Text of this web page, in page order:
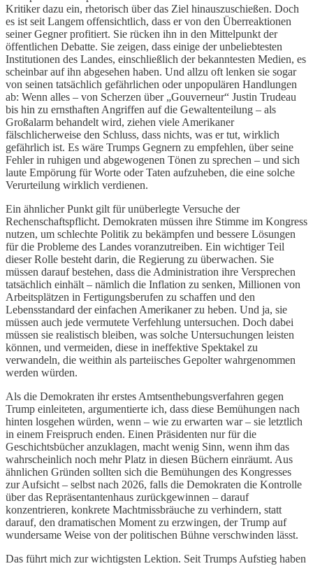
Kritiker dazu ein, rhetorisch über das Ziel hinauszuschießen. Doch
es ist seit Langem offensichtlich, dass er von den Überreaktionen
seiner Gegner profitiert. Sie rücken ihn in den Mittelpunkt der
öffentlichen Debatte. Sie zeigen, dass einige der unbeliebtesten
Institutionen des Landes, einschließlich der bekanntesten Medien, es
scheinbar auf ihn abgesehen haben. Und allzu oft lenken sie sogar
von seinen tatsächlich gefährlichen oder unpopulären Handlungen
ab: Wenn alles – von Scherzen über „Gouverneur“ Justin Trudeau
bis hin zu ernsthaften Angriffen auf die Gewaltenteilung – als
Großalarm behandelt wird, ziehen viele Amerikaner
fälschlicherweise den Schluss, dass nichts, was er tut, wirklich
gefährlich ist. Es wäre Trumps Gegnern zu empfehlen, über seine
Fehler in ruhigen und abgewogenen Tönen zu sprechen – und sich
laute Empörung für Worte oder Taten aufzuheben, die eine solche
Verurteilung wirklich verdienen.
Ein ähnlicher Punkt gilt für unüberlegte Versuche der
Rechenschaftspflicht. Demokraten müssen ihre Stimme im Kongress
nutzen, um schlechte Politik zu bekämpfen und bessere Lösungen
für die Probleme des Landes voranzutreiben. Ein wichtiger Teil
dieser Rolle besteht darin, die Regierung zu überwachen. Sie
müssen darauf bestehen, dass die Administration ihre Versprechen
tatsächlich einhält – nämlich die Inflation zu senken, Millionen von
Arbeitsplätzen in Fertigungsberufen zu schaffen und den
Lebensstandard der einfachen Amerikaner zu heben. Und ja, sie
müssen auch jede vermutete Verfehlung untersuchen. Doch dabei
müssen sie realistisch bleiben, was solche Untersuchungen leisten
können, und vermeiden, diese in ineffektive Spektakel zu
verwandeln, die weithin als parteiisches Gepolter wahrgenommen
werden würden.
Als die Demokraten ihr erstes Amtsenthebungsverfahren gegen
Trump einleiteten, argumentierte ich, dass diese Bemühungen nach
hinten losgehen würden, wenn – wie zu erwarten war – sie letztlich
in einem Freispruch enden. Einen Präsidenten nur für die
Geschichtsbücher anzuklagen, macht wenig Sinn, wenn ihm das
wahrscheinlich noch mehr Platz in diesen Büchern einräumt. Aus
ähnlichen Gründen sollten sich die Bemühungen des Kongresses
zur Aufsicht – selbst nach 2026, falls die Demokraten die Kontrolle
über das Repräsentantenhaus zurückgewinnen – darauf
konzentrieren, konkrete Machtmissbräuche zu verhindern, statt
darauf, den dramatischen Moment zu erzwingen, der Trump auf
wundersame Weise von der politischen Bühne verschwinden lässt.
Das führt mich zur wichtigsten Lektion. Seit Trumps Aufstieg haben